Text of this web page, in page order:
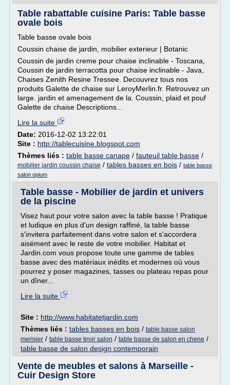
Table rabattable cuisine Paris: Table basse
ovale bois
Table basse ovale bois
Coussin chaise de jardin, mobilier exterieur | Botanic
Coussin de jardin creme pour chaise inclinable - Toscana,
Coussin de jardin terracotta pour chaise inclinable - Java,
Chaises Zenith Resine Tressee. Decouvrez tous nos
produits Galette de chaise sur LeroyMerlin.fr. Retrouvez un
large. jardin et amenagement de la. Coussin, plaid et pouf
Galette de chaise Descriptions...
Lire la suite
Date: 2016-12-02 13:22:01
Site : http://tablecuisine.blogspot.com
Thèmes liés : table basse canape / fauteuil table basse /
mobilier jardin coussin chaise / tables basses en bois / table basse
salon opium
Table basse - Mobilier de jardin et univers
de la piscine
Visez haut pour votre salon avec la table basse ! Pratique
et ludique en plus d'un design raffiné, la table basse
s'invitera parfaitement dans votre salon et s'accordera
aisément avec le reste de votre mobilier. Habitat et
Jardin.com vous propose toute une gamme de tables
basse avec des matériaux inédits et modernes où vous
pourrez y poser magazines, tasses ou plateau repas pour
un dîner...
Lire la suite
Site : http://www.habitatetjardin.com
Thèmes liés : tables basses en bois / table basse salon
merisier / table basse tiroir salon / table basse de salon en chene /
table basse de salon design contemporain
Vente de meubles et salons à Marseille -
Cuir Design Store